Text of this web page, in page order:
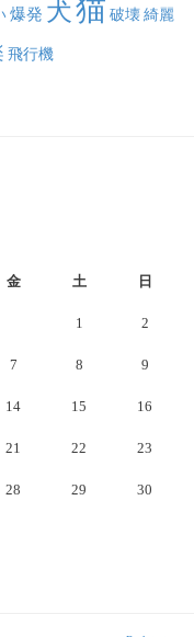
爆発 犬猫 破壊綺麗
飛行機
金 土 日
1 2
7 8 9
14 15 16
21 22 23
28 29 30